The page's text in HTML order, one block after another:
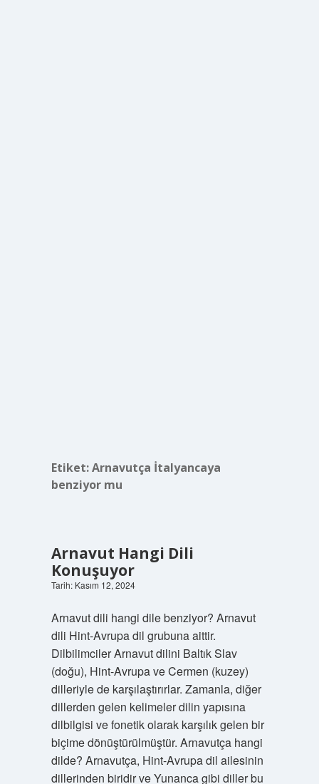
Etiket:Arnavutça İtalyancaya
benziyor mu
Arnavut Hangi Dili
Konuşuyor
Tarih: Kasım 12, 2024
Arnavut dili hangi dile benziyor? Arnavut
dili Hint-Avrupa dil grubuna aittir.
Dilbilimciler Arnavut dilini Baltık Slav
(doğu), Hint-Avrupa ve Cermen (kuzey)
dilleriyle de karşılaştırırlar. Zamanla, diğer
dillerden gelen kelimeler dilin yapısına
dilbilgisi ve fonetik olarak karşılık gelen bir
biçime dönüştürülmüştür. Arnavutça hangi
dilde? Arnavutça, Hint-Avrupa dil ailesinin
dillerinden biridir ve Yunanca gibi diller bu